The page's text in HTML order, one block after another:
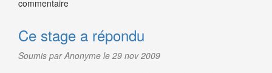
commentaire
Ce stage a répondu
Soumis par Anonyme le 29 nov 2009